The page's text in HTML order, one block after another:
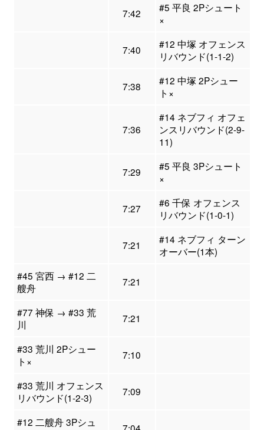
7:42
#5 平良 2Pシュート
×
7:40
#12 中塚 オフェンス
リバウンド(1-1-2)
7:38
#12 中塚 2Pシュー
ト×
7:36
#14 ネブフィ オフェ
ンスリバウンド(2-9-
11)
7:29
#5 平良 3Pシュート
×
7:27
#6 千保 オフェンス
リバウンド(1-0-1)
7:21
#14 ネブフィ ターン
オーバー(1本)
#45 宮西 → #12 二
艘舟
7:21
#77 神保 → #33 荒
川
7:21
#33 荒川 2Pシュー
ト×
7:10
#33 荒川 オフェンス
リバウンド(1-2-3)
7:09
#12 二艘舟 3Pシュ